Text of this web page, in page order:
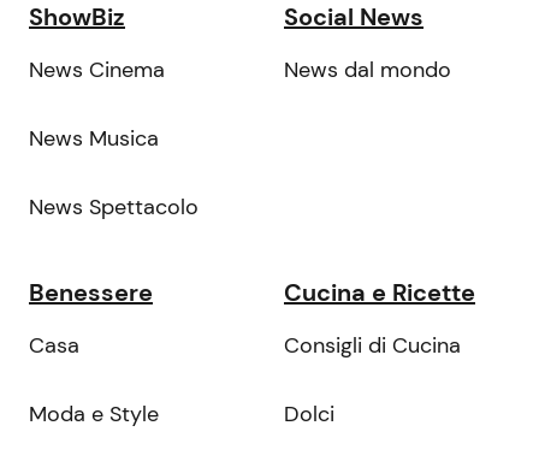
ShowBiz
News Cinema
News Musica
News Spettacolo
Social News
News dal mondo
Benessere
Casa
Moda e Style
Cucina e Ricette
Consigli di Cucina
Dolci